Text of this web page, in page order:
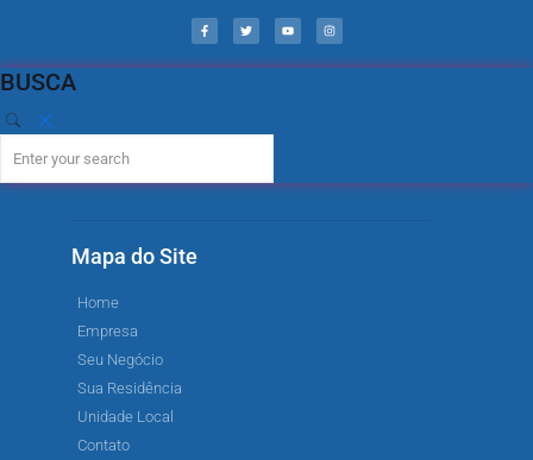
BUSCA
Mapa do Site
Home
Empresa
Seu Negócio
Sua Residência
Unidade Local
Contato